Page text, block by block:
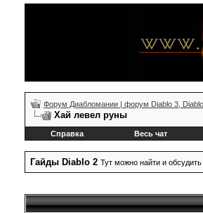
Форум Диабломании | форум Diablo 3,
Хай левел руны
Справка Весь чат
Гайды Diablo 2 Тут можно найти и